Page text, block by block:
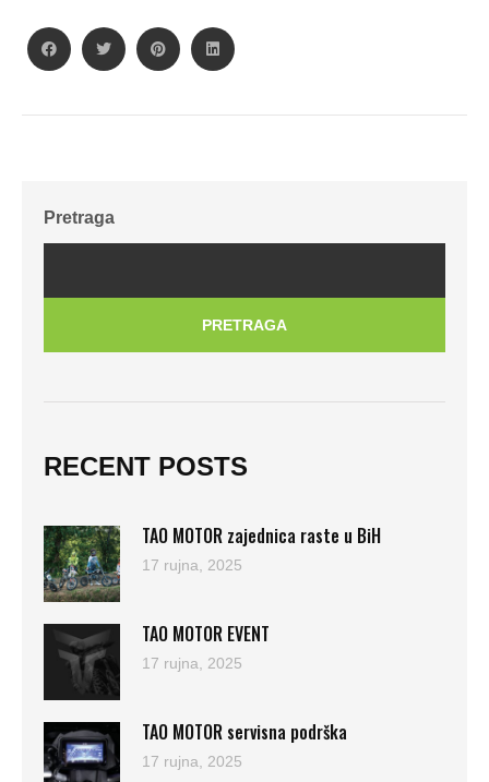
Pretraga
PRETRAGA
RECENT POSTS
TAO MOTOR zajednica raste u BiH
17 rujna, 2025
TAO MOTOR EVENT
17 rujna, 2025
TAO MOTOR servisna podrška
17 rujna, 2025